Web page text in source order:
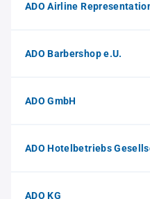
ADO Airline
ADO Barbershop e.U.
ADO GmbH
ADO Hotelbetriebs
ADO KG